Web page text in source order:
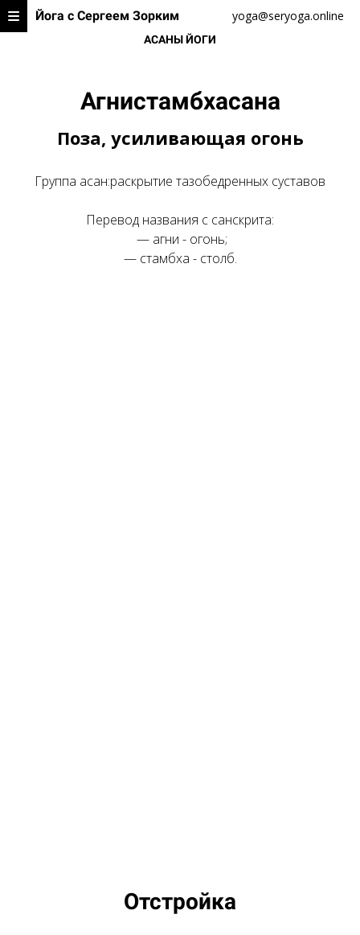
Йога с Сергеем Зорким yoga@seryoga.online
АСАНЫ ЙОГИ
Агнистамбхасана
Поза, усиливающая огонь
Группа асан:раскрытие тазобедренных суставов
Перевод названия с санскрита:
— агни - огонь;
— стамбха - столб.
Ссылка на это место страницы:#1
Отстройка